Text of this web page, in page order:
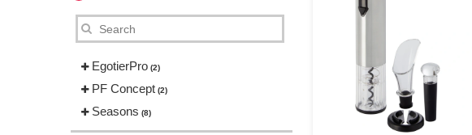
EgotierPro (2)
PF Concept (2)
Seasons (8)